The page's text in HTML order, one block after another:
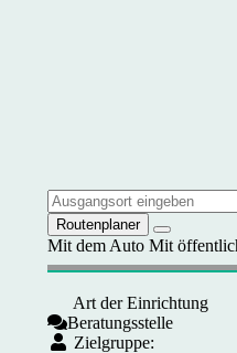
Routenplaner
Mit dem Auto Mit
Art der Einrichtung
Beratungsstelle
Zielgruppe: